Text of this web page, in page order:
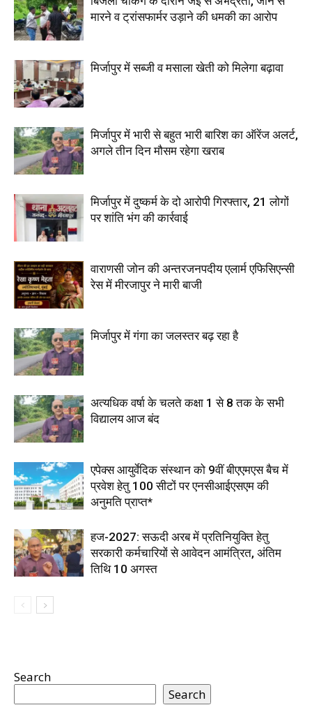
मारने व ट्रांसफार्मर उड़ाने की धमकी का आरोप
मिर्जापुर में सब्जी व मसाला खेती को मिलेगा बढ़ावा
मिर्जापुर में भारी से बहुत भारी बारिश का ऑरेंज अलर्ट,
अगले तीन दिन मौसम रहेगा खराब
मिर्जापुर में दुष्कर्म के दो आरोपी गिरफ्तार, 21 लोगों
पर शांति भंग की कार्रवाई
वाराणसी जोन की अन्तरजनपदीय एलार्म एफिसिएन्सी
रेस में मीरजापुर ने मारी बाजी
मिर्जापुर में गंगा का जलस्तर बढ़ रहा है
अत्यधिक वर्षा के चलते कक्षा 1 से 8 तक के सभी
विद्यालय आज बंद
एपेक्स आयुर्वेदिक संस्थान को 9वीं बीएएमएस बैच में
प्रवेश हेतु 100 सीटों पर एनसीआईएसएम की
अनुमति प्राप्त*
हज-2027: सऊदी अरब में प्रतिनियुक्ति हेतु
सरकारी कर्मचारियों से आवेदन आमंत्रित, अंतिम
तिथि 10 अगस्त
Search
Search